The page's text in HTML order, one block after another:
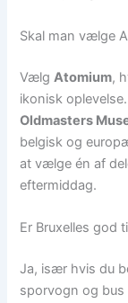
Skal man vælge
Vælg Atomium,
ikonisk
Oldmasters
belgisk og
at vælge én af
eftermiddag.
Er Bruxelles god
Ja, især hvis du
sporvogn og